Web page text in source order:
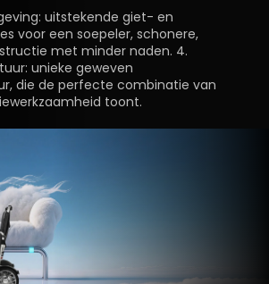
uitstekende giet- en
voor een soepeler, schonere,
met minder naden. 4.
unieke geweven
die de perfecte combinatie van
toont.